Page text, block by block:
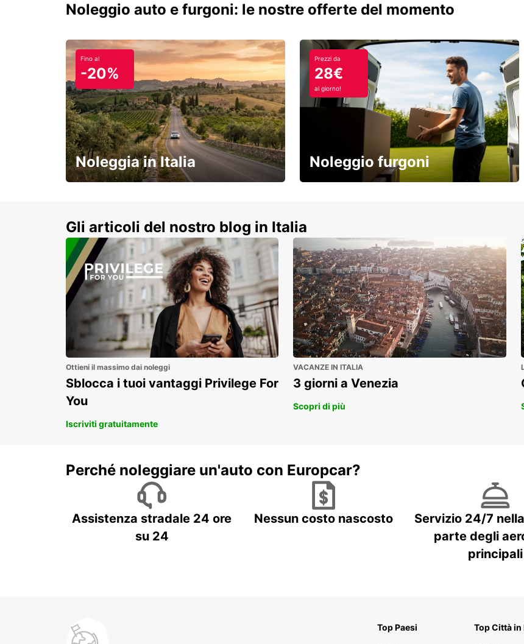
Noleggio auto e furgoni: le nostre offerte del momento
Fino al
-20%
Noleggia in Italia
Prezzi da
28€
al giorno!
Noleggio furgoni
Gli articoli del nostro blog in Italia
Ottieni il massimo dai noleggi
Sblocca i tuoi vantaggi Privilege For
You
Iscriviti gratuitamente
VACANZE IN ITALIA
3 giorni a Venezia
Scopri di più
Perché noleggiare un'auto con Europcar?
Assistenza stradale 24 ore
su 24
Nessun costo nascosto
Servizio 24/7
parte degli
principali
Top Paesi
Top Città in